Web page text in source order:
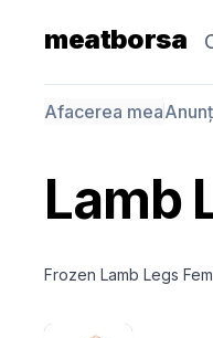
meatborsa
Afacerea mea
Lamb
Frozen Lamb Legs